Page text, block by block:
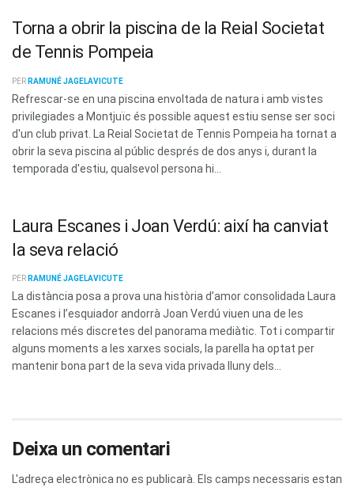
Torna a obrir la piscina de la Reial Societat
de Tennis Pompeia
PER RAMUNÉ JAGELAVICUTE
Refrescar-se en una piscina envoltada de natura i amb vistes
privilegiades a Montjuïc és possible aquest estiu sense ser soci
d'un club privat. La Reial Societat de Tennis Pompeia ha tornat a
obrir la seva piscina al públic després de dos anys i, durant la
temporada d'estiu, qualsevol persona hi...
Laura Escanes i Joan Verdú: així ha canviat
la seva relació
PER RAMUNÉ JAGELAVICUTE
La distància posa a prova una història d’amor consolidada Laura
Escanes i l’esquiador andorrà Joan Verdú viuen una de les
relacions més discretes del panorama mediàtic. Tot i compartir
alguns moments a les xarxes socials, la parella ha optat per
mantenir bona part de la seva vida privada lluny dels...
Deixa un comentari
L'adreça electrònica no es publicarà. Els camps necessaris estan